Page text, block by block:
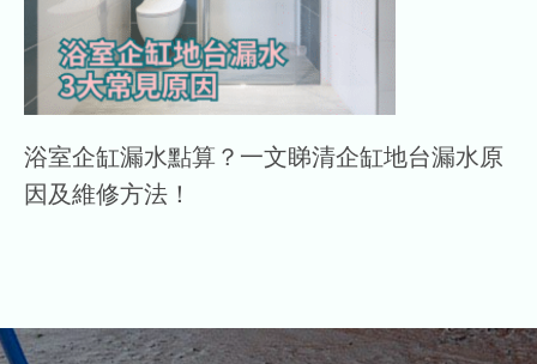
浴室企缸漏水點算？一文睇清企缸地台漏水原
因及維修方法！